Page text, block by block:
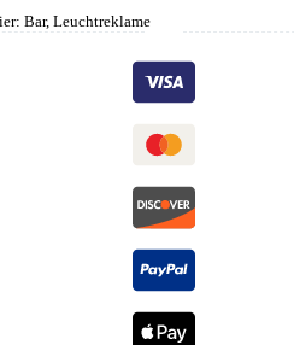
Bar, Leuchtreklame